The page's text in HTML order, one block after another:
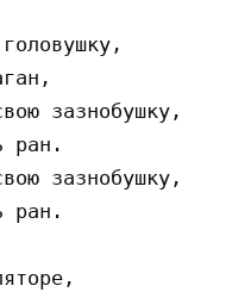
зазнобушку,
ран.
зазнобушку,
ран.